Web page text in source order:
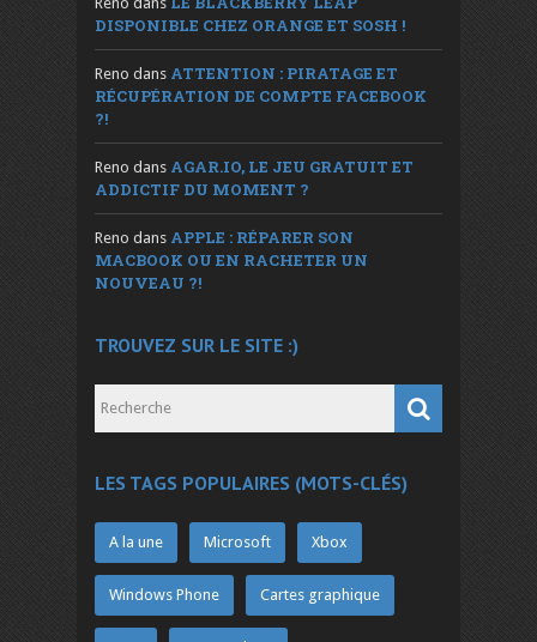
DISPONIBLE CHEZ ORANGE ET SOSH !
Reno dans ATTENTION : PIRATAGE ET
RÉCUPÉRATION DE COMPTE FACEBOOK
?!
Reno dans AGAR.IO, LE JEU GRATUIT ET
ADDICTIF DU MOMENT ?
Reno dans APPLE : RÉPARER SON
MACBOOK OU EN RACHETER UN
NOUVEAU ?!
TROUVEZ SUR LE SITE :)
LES TAGS POPULAIRES (MOTS-CLÉS)
A la une Microsoft Xbox
Windows Phone Cartes graphique